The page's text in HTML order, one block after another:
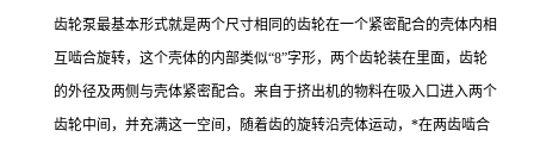
齿轮泵最基本形式就是两个尺寸相同的齿轮在一个紧密配合的壳体内相
互啮合旋转，这个壳体的内部类似“8”字形，两个齿轮装在里面，齿轮
的外径及两侧与壳体紧密配合。来自于挤出机的物料在吸入口进入两个
齿轮中间，并充满这一空间，随着齿的旋转沿壳体运动，*在两齿啮合